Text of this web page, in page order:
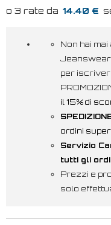
14.40 €
Non hai
per
il 15% di
ordini
Servizio
tutti gli
Prezzi e
solo